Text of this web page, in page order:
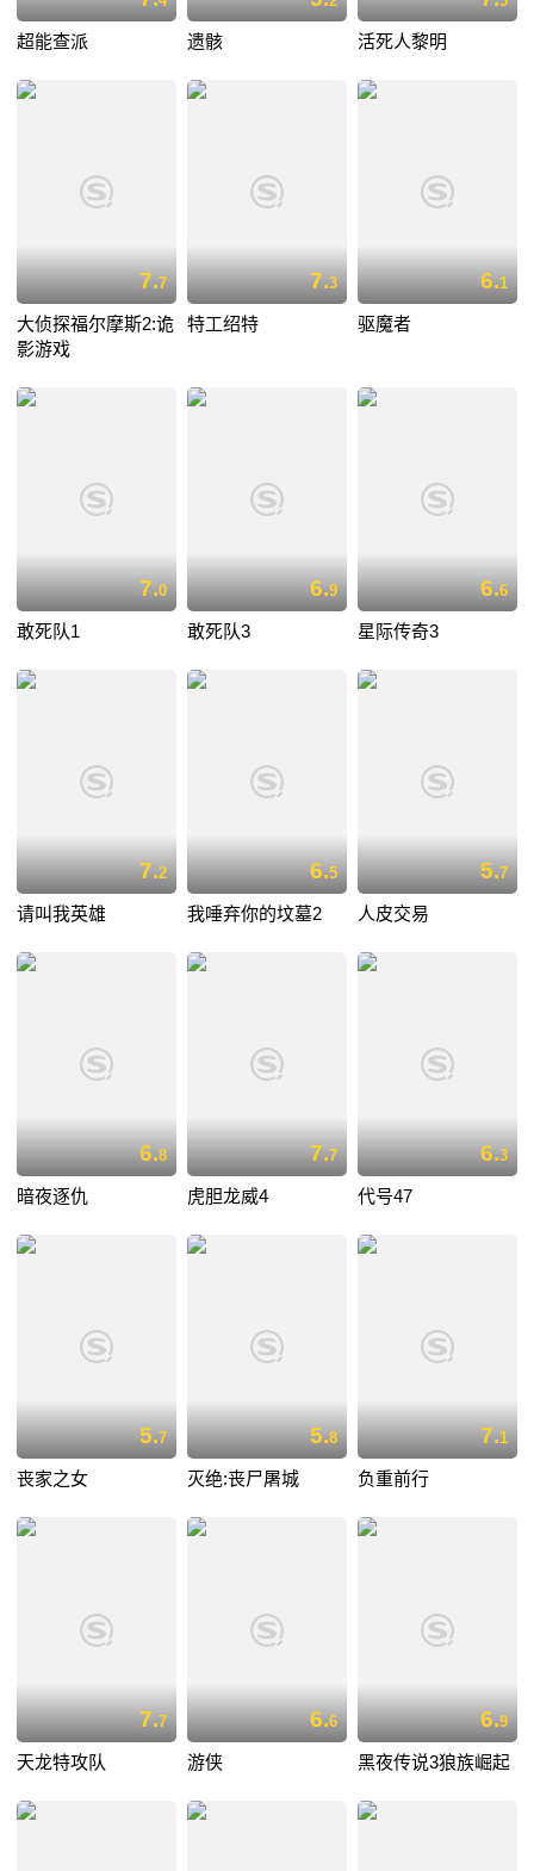
超能查派 遗骸 活死人黎明
7.7
大侦探福尔摩斯2:诡
影游戏
7.3
特工绍特
6.1
驱魔者
7.0
敢死队1
6.9
敢死队3
6.6
星际传奇3
7.2
请叫我英雄
6.5
我唾弃你的坟墓2
5.7
人皮交易
6.8
暗夜逐仇
7.7
虎胆龙威4
6.3
代号47
5.7
丧家之女
5.8
灭绝:丧尸屠城
7.1
负重前行
7.7
天龙特攻队
6.6
游侠
6.9
黑夜传说3狼族崛起